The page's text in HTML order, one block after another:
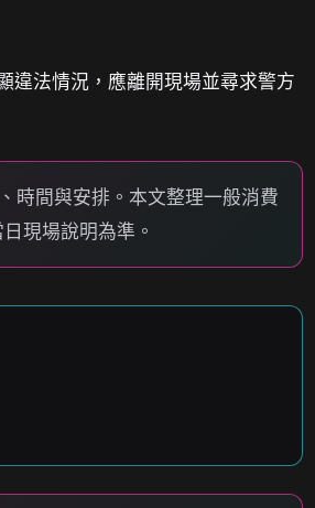
違法情況，應離開現場並尋求警方
時間與安排。本文整理一般消費
現場說明為準。